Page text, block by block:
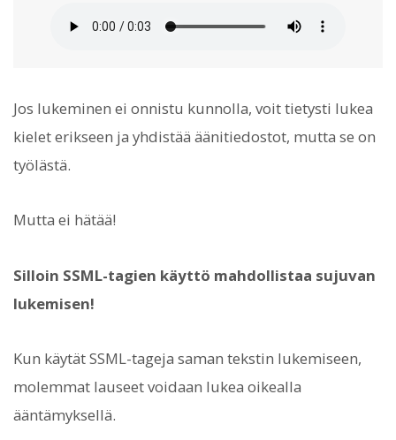
Jos lukeminen ei onnistu kunnolla, voit tietysti lukea
kielet erikseen ja yhdistää äänitiedostot, mutta se on
työlästä.
Mutta ei hätää!
Silloin SSML-tagien käyttö mahdollistaa sujuvan
lukemisen!
Kun käytät SSML-tageja saman tekstin lukemiseen,
molemmat lauseet voidaan lukea oikealla
ääntämyksellä.